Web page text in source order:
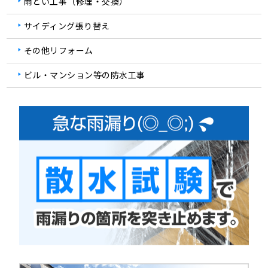
サイディング張り替え
その他リフォーム
ビル・マンション等の防水工事